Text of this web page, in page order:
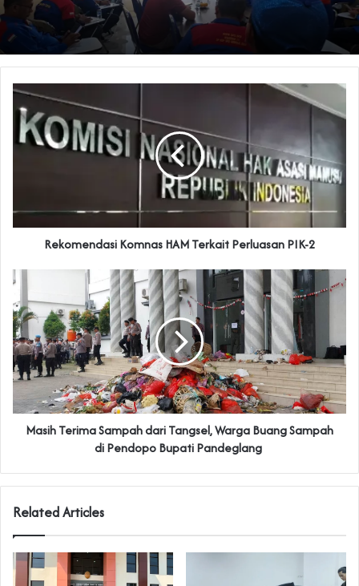
Rekomendasi Komnas HAM Terkait Perluasan PIK-2
Masih Terima Sampah dari Tangsel, Warga Buang Sampah
di Pendopo Bupati Pandeglang ‎
Related Articles